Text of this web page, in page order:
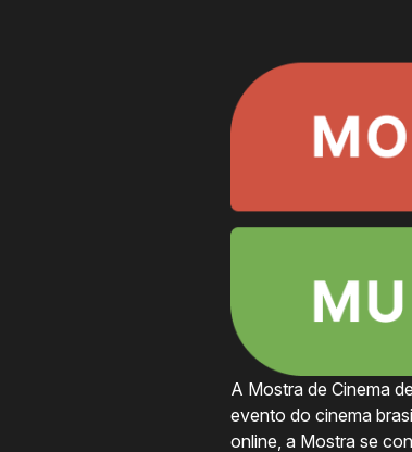
A Mostra de Cinema
evento do cinema
online, a Mostra se